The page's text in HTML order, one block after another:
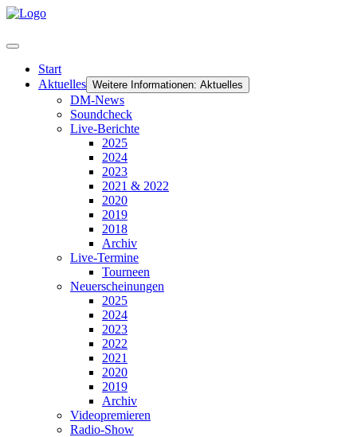
Start
Aktuelles Weitere Informationen: Aktuelles
DM-News
Soundcheck
Live-Berichte
2025
2024
2023
2021 & 2022
2020
2019
2018
Archiv
Live-Termine
Tourneen
Neuerscheinungen
2025
2024
2023
2022
2021
2020
2019
Archiv
Videopremieren
Radio-Show